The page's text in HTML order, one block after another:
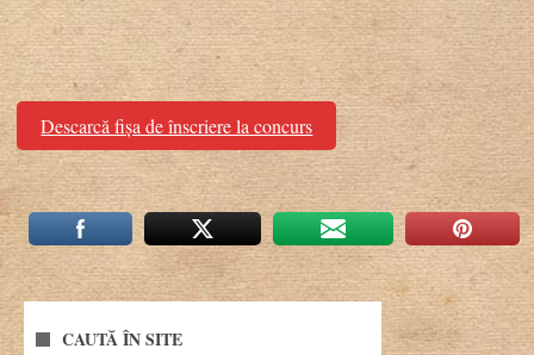
Descarcă fișa de înscriere la concurs
CAUTĂ ÎN SITE